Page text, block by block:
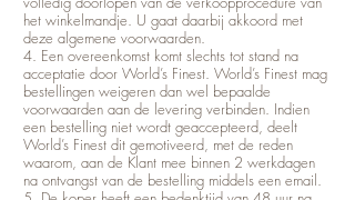
het winkelmandje. U gaat daarbij akkoord met
deze algemene voorwaarden.
4. Een overeenkomst komt slechts tot stand na
acceptatie door World’s Finest. World’s Finest mag
bestellingen weigeren dan wel bepaalde
voorwaarden aan de levering verbinden. Indien
een bestelling niet wordt geaccepteerd, deelt
World’s Finest dit gemotiveerd, met de reden
waarom, aan de Klant mee binnen 2 werkdagen
na ontvangst van de bestelling middels een email.